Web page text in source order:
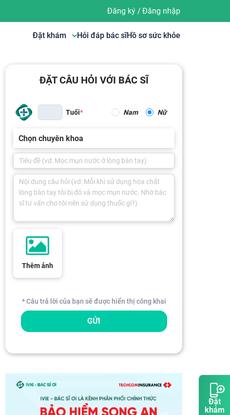
Đặt
khám
Đăng ký/ Đăng nhập
Đặt khám Hỏi đáp bác sĩHồ sơ sức khỏe
ĐẶT CÂU HỎI VỚI BÁC SĨ
Tuổi Nam Nữ
Chọn chuyên khoa
Thêm ảnh
* Câu trả lời của bạn sẽ được hiển thị công khai
GỬI